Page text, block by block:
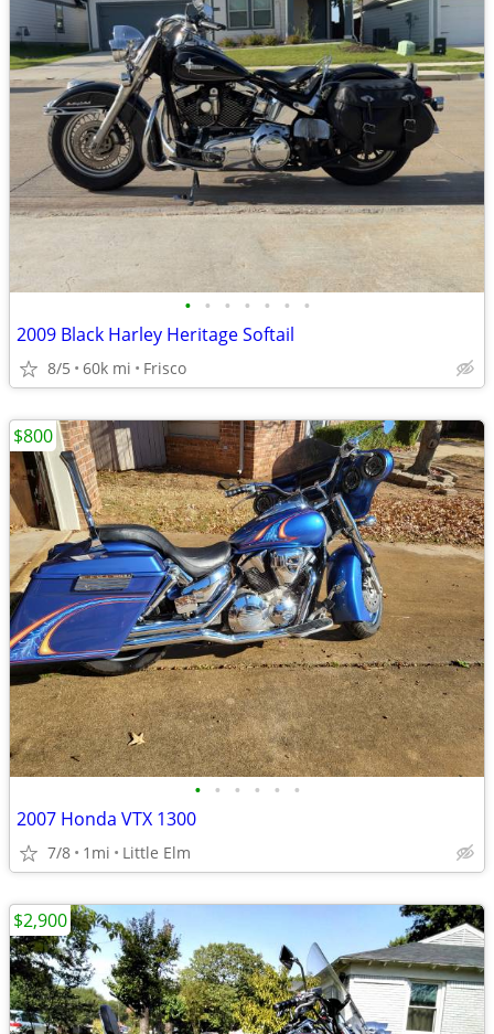
• • • • • • •
2009 Black Harley Heritage Softail
8/5 60k mi Frisco
• • • • • •
2007 Honda VTX 1300
7/8 1mi Little Elm
$800
$2,900